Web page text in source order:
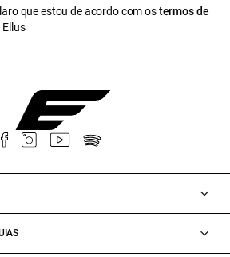
que estou de acordo com ostermos de